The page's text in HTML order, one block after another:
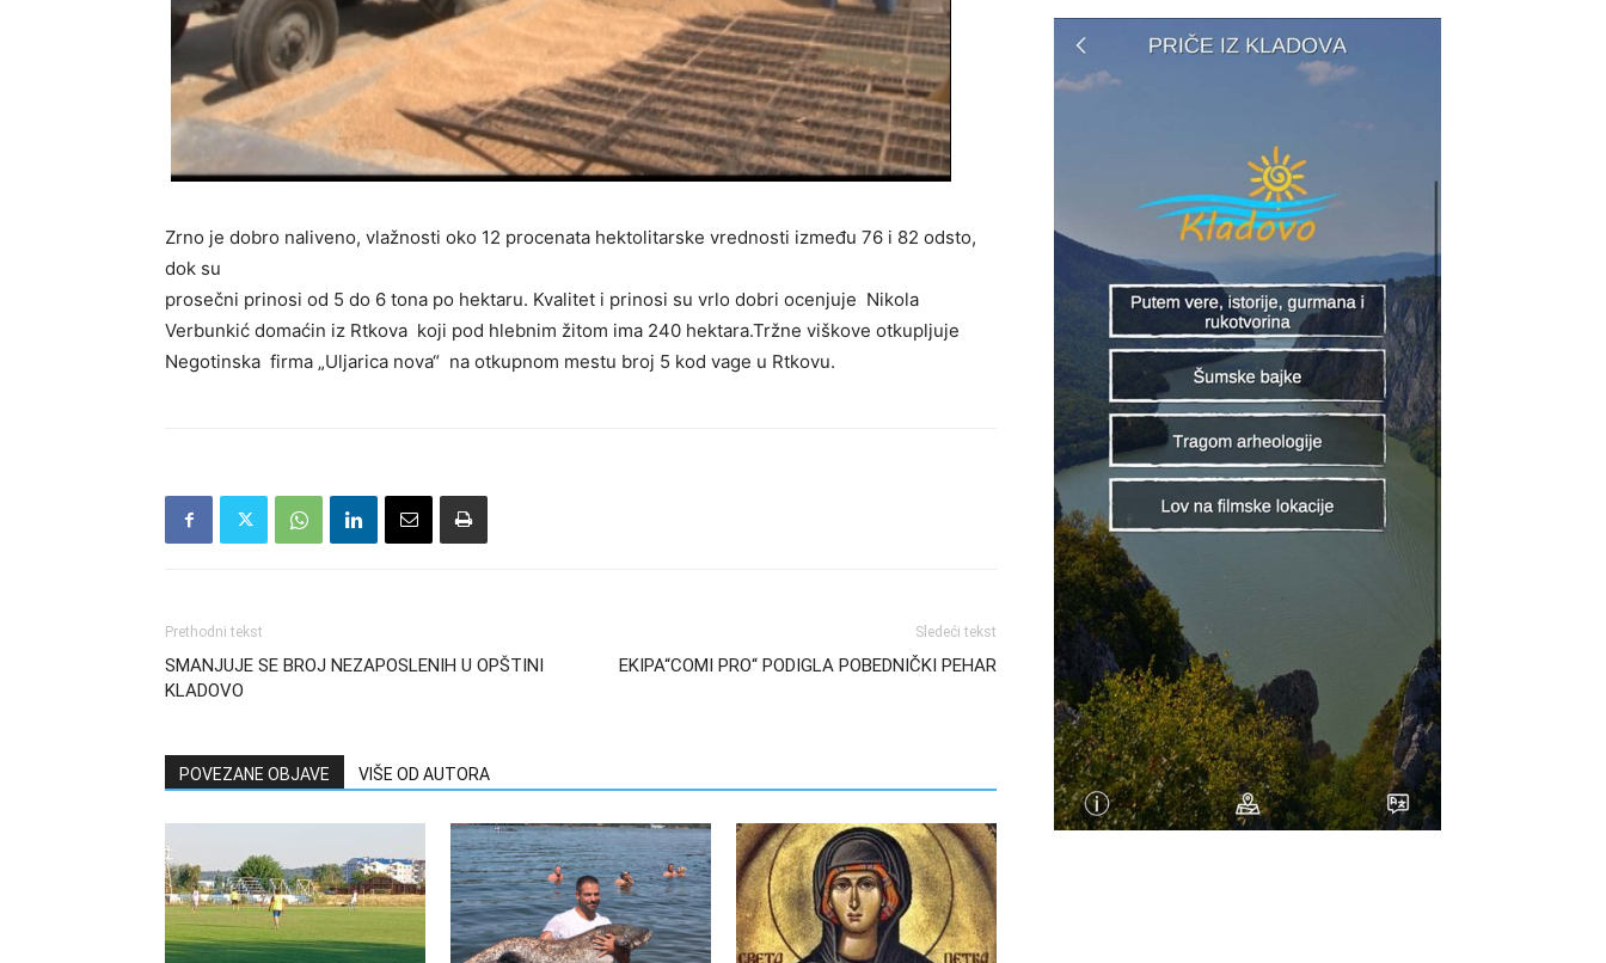
Zrno je dobro naliveno, vlažnosti oko 12 procenata hektolitarske vrednosti između 76 i 82 odsto,
dok su
prosečni prinosi od 5 do 6 tona po hektaru. Kvalitet i prinosi su vrlo dobri ocenjuje Nikola
Verbunkić domaćin iz Rtkova koji pod hlebnim žitom ima 240 hektara.Tržne viškove otkupljuje
Negotinska firma „Uljarica nova“ na otkupnom mestu broj 5 kod vage u Rtkovu.
Prethodni tekst
SMANJUJE SE BROJ NEZAPOSLENIH U OPŠTINI
KLADOVO
Sledeći tekst
EKIPA“COMI PRO“ PODIGLA POBEDNIČKI PEHAR
POVEZANE OBJAVE VIŠE OD AUTORA